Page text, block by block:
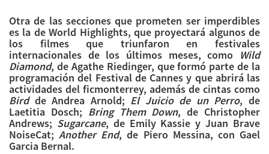
Otra de las secciones que prometen ser imperdibles
es la de World Highlights, que proyectará algunos de
los filmes que triunfaron en festivales
internacionales de los últimos meses, como Wild
Diamond, de Agathe Riedinger, que formó parte de la
programación del Festival de Cannes y que abrirá las
actividades del ficmonterrey, además de cintas como
Birdde Andrea Arnold; El Juicio de un Perro, de
Laetitia Dosch; Bring Them Down, de Christopher
Andrews; Sugarcane, de Emily Kassie y Juan Brave
NoiseCat;Another End, de Piero Messina, con Gael
Garcia Bernal.